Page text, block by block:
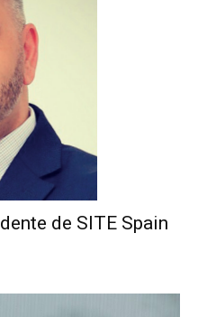
de SITE Spain